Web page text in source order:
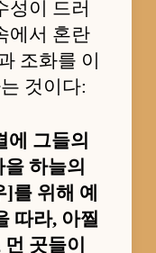
성이 드러
에서 혼란
조화를 이
것이다:
에 그들의
하늘의
를 위해 예
따라, 아찔
곳들이